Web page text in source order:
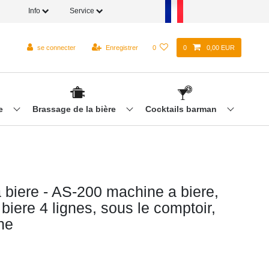
Info Service
se connecter Enregistrer 0 0 0,00 EUR
Brassage de la bière Cocktails barman
biere - AS-200 machine a biere,
4 lignes, sous le comptoir,